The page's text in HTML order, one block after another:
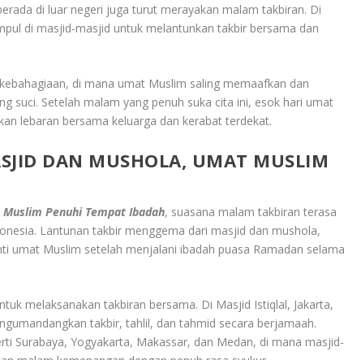
di luar negeri juga turut merayakan malam takbiran. Di
di masjid-masjid untuk melantunkan takbir bersama dan
di mana umat Muslim saling memaafkan dan
suci. Setelah malam yang penuh suka cita ini, esok hari umat
lebaran bersama keluarga dan kerabat terdekat.
DAN MUSHOLA, UMAT MUSLIM
Penuhi Tempat Ibadah, suasana malam takbiran terasa
Lantunan takbir menggema dari masjid dan mushola,
umat Muslim setelah menjalani ibadah puasa Ramadan
melaksanakan takbiran bersama. Di Masjid Istiqlal, Jakarta,
takbir, tahlil, dan tahmid secara berjamaah.
Surabaya, Yogyakarta, Makassar, dan Medan, di mana masjid-